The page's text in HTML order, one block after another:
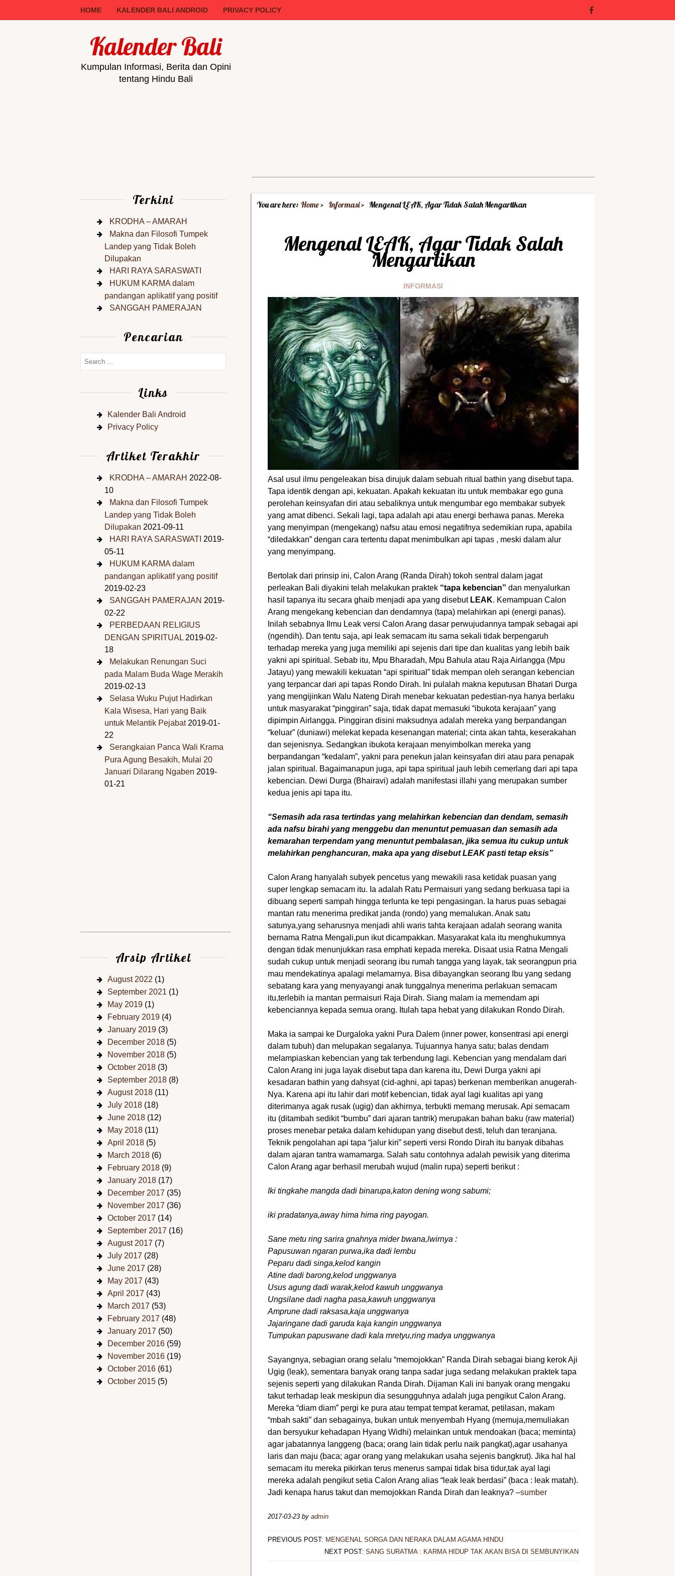
HOME KALENDER BALI ANDROID PRIVACY POLICY
Kalender Bali
Kumpulan Informasi, Berita dan Opini
tentang Hindu Bali
You are here: Home Informasi Mengenal LEAK, Agar Tidak Salah Mengartikan
Mengenal LEAK, Agar Tidak Salah
Mengartikan
INFORMASI
Asal usul ilmu pengeleakan bisa dirujuk dalam sebuah ritual bathin yang disebut tapa.
Tapa identik dengan api, kekuatan. Apakah kekuatan itu untuk membakar ego guna
perolehan keinsyafan diri atau sebaliknya untuk mengumbar ego membakar subyek
yang amat dibenci. Sekali lagi, tapa adalah api atau energi berhawa panas. Mereka
yang menyimpan (mengekang) nafsu atau emosi negatifnya sedemikian rupa, apabila
“diledakkan” dengan cara tertentu dapat menimbulkan api tapas , meski dalam alur
yang menyimpang.
Bertolak dari prinsip ini, Calon Arang (Randa Dirah) tokoh sentral dalam jagat
perleakan Bali diyakini telah melakukan praktek “tapa kebencian” dan menyalurkan
hasil tapanya itu secara ghaib menjadi apa yang disebut LEAK. Kemampuan Calon
Arang mengekang kebencian dan dendamnya (tapa) melahirkan api (energi panas).
Inilah sebabnya Ilmu Leak versi Calon Arang dasar perwujudannya tampak sebagai api
(ngendih). Dan tentu saja, api leak semacam itu sama sekali tidak berpengaruh
terhadap mereka yang juga memiliki api sejenis dari tipe dan kualitas yang lebih baik
yakni api spiritual. Sebab itu, Mpu Bharadah, Mpu Bahula atau Raja Airlangga (Mpu
Jatayu) yang mewakili kekuatan “api spiritual” tidak mempan oleh serangan kebencian
yang terpancar dari api tapas Rondo Dirah. Ini pulalah makna keputusan Bhatari Durga
yang mengijinkan Walu Nateng Dirah menebar kekuatan pedestian-nya hanya berlaku
untuk masyarakat “pinggiran” saja, tidak dapat memasuki “ibukota kerajaan” yang
dipimpin Airlangga. Pinggiran disini maksudnya adalah mereka yang berpandangan
“keluar” (duniawi) melekat kepada kesenangan material; cinta akan tahta, keserakahan
dan sejenisnya. Sedangkan ibukota kerajaan menyimbolkan mereka yang
berpandangan “kedalam”, yakni para penekun jalan keinsyafan diri atau para penapak
jalan spiritual. Bagaimanapun juga, api tapa spiritual jauh lebih cemerlang dari api tapa
kebencian. Dewi Durga (Bhairavi) adalah manifestasi illahi yang merupakan sumber
kedua jenis api tapa itu.
“Semasih ada rasa tertindas yang melahirkan kebencian dan dendam, semasih
ada nafsu birahi yang menggebu dan menuntut pemuasan dan semasih ada
kemarahan terpendam yang menuntut pembalasan, jika semua itu cukup untuk
melahirkan penghancuran, maka apa yang disebut LEAK pasti tetap eksis”
Calon Arang hanyalah subyek pencetus yang mewakili rasa ketidak puasan yang
super lengkap semacam itu. Ia adalah Ratu Permaisuri yang sedang berkuasa tapi ia
dibuang seperti sampah hingga terlunta ke tepi pengasingan. Ia harus puas sebagai
mantan ratu menerima predikat janda (rondo) yang memalukan. Anak satu
satunya,yang seharusnya menjadi ahli waris tahta kerajaan adalah seorang wanita
bernama Ratna Mengali,pun ikut dicampakkan. Masyarakat kala itu menghukumnya
dengan tidak menunjukkan rasa emphati kepada mereka. Disaat usia Ratna Mengali
sudah cukup untuk menjadi seorang ibu rumah tangga yang layak, tak seorangpun pria
mau mendekatinya apalagi melamarnya. Bisa dibayangkan seorang Ibu yang sedang
sebatang kara yang menyayangi anak tunggalnya menerima perlakuan semacam
itu,terlebih ia mantan permaisuri Raja Dirah. Siang malam ia memendam api
kebenciannya kepada semua orang. Itulah tapa hebat yang dilakukan Rondo Dirah.
Maka ia sampai ke Durgaloka yakni Pura Dalem (inner power, konsentrasi api energi
dalam tubuh) dan melupakan segalanya. Tujuannya hanya satu; balas dendam
melampiaskan kebencian yang tak terbendung lagi. Kebencian yang mendalam dari
Calon Arang ini juga layak disebut tapa dan karena itu, Dewi Durga yakni api
kesadaran bathin yang dahsyat (cid-aghni, api tapas) berkenan memberikan anugerah-
Nya. Karena api itu lahir dari motif kebencian, tidak ayal lagi kualitas api yang
diterimanya agak rusak (ugig) dan akhirnya, terbukti memang merusak. Api semacam
itu (ditambah sedikit “bumbu” dari ajaran tantrik) merupakan bahan baku (raw material)
proses menebar petaka dalam kehidupan yang disebut desti, teluh dan teranjana.
Teknik pengolahan api tapa “jalur kiri” seperti versi Rondo Dirah itu banyak dibahas
dalam ajaran tantra wamamarga. Salah satu contohnya adalah pewisik yang diterima
Calon Arang agar berhasil merubah wujud (malin rupa) seperti berikut :
Iki tingkahe mangda dadi binarupa,katon dening wong sabumi;
iki pradatanya,away hima hima ring payogan.
Sane metu ring sarira gnahnya mider bwana,lwirnya :
Papusuwan ngaran purwa,ika dadi lembu
Peparu dadi singa,kelod kangin
Atine dadi barong,kelod unggwanya
Usus agung dadi warak,kelod kawuh unggwanya
Ungsilane dadi nagha pasa,kawuh unggwanya
Amprune dadi raksasa,kaja unggwanya
Jajaringane dadi garuda kaja kangin unggwanya
Tumpukan papuswane dadi kala mretyu,ring madya unggwanya
Sayangnya, sebagian orang selalu “memojokkan” Randa Dirah sebagai biang kerok Aji
Ugig (leak), sementara banyak orang tanpa sadar juga sedang melakukan praktek tapa
sejenis seperti yang dilakukan Randa Dirah. Dijaman Kali ini banyak orang mengaku
takut terhadap leak meskipun dia sesungguhnya adalah juga pengikut Calon Arang.
Mereka “diam diam” pergi ke pura atau tempat tempat keramat, petilasan, makam
“mbah sakti” dan sebagainya, bukan untuk menyembah Hyang (memuja,memuliakan
dan bersyukur kehadapan Hyang Widhi) melainkan untuk mendoakan (baca; meminta)
agar jabatannya langgeng (baca; orang lain tidak perlu naik pangkat),agar usahanya
laris dan maju (baca; agar orang yang melakukan usaha sejenis bangkrut). Jika hal hal
semacam itu mereka pikirkan terus menerus sampai tidak bisa tidur,tak ayal lagi
mereka adalah pengikut setia Calon Arang alias “leak leak berdasi” (baca : leak matah).
Jadi kenapa harus takut dan memojokkan Randa Dirah dan leaknya? –sumber
2017-03-23 byadmin
PREVIOUS POST: MENGENAL SORGA DAN NERAKA DALAM AGAMA HINDU
NEXT POST: SANG SURATMA : KARMA HIDUP TAK AKAN BISA DI SEMBUNYIKAN
Terkini
KRODHA – AMARAH
Makna dan Filosofi Tumpek
Landep yang Tidak Boleh
Dilupakan
HARI RAYA SARASWATI
HUKUM KARMA dalam
pandangan aplikatif yang positif
SANGGAH PAMERAJAN
Pencarian
Links
Kalender Bali Android
Privacy Policy
Artiket Terakhir
KRODHA – AMARAH 2022-08-
10
Makna dan Filosofi Tumpek
Landep yang Tidak Boleh
Dilupakan 2021-09-11
HARI RAYA SARASWATI 2019-
05-11
HUKUM KARMA dalam
pandangan aplikatif yang positif
2019-02-23
SANGGAH PAMERAJAN 2019-
02-22
PERBEDAAN RELIGIUS
DENGAN SPIRITUAL 2019-02-
18
Melakukan Renungan Suci
pada Malam Buda Wage Merakih
2019-02-13
Selasa Wuku Pujut Hadirkan
Kala Wisesa, Hari yang Baik
untuk Melantik Pejabat 2019-01-
22
Serangkaian Panca Wali Krama
Pura Agung Besakih, Mulai 20
Januari Dilarang Ngaben 2019-
01-21
Arsip Artikel
August 2022 (1)
September 2021 (1)
May 2019 (1)
February 2019 (4)
January 2019 (3)
December 2018 (5)
November 2018 (5)
October 2018 (3)
September 2018 (8)
August 2018 (11)
July 2018 (18)
June 2018 (12)
May 2018 (11)
April 2018 (5)
March 2018 (6)
February 2018 (9)
January 2018 (17)
December 2017 (35)
November 2017 (36)
October 2017 (14)
September 2017 (16)
August 2017 (7)
July 2017 (28)
June 2017 (28)
May 2017 (43)
April 2017 (43)
March 2017 (53)
February 2017 (48)
January 2017 (50)
December 2016 (59)
November 2016 (19)
October 2016 (61)
October 2015 (5)